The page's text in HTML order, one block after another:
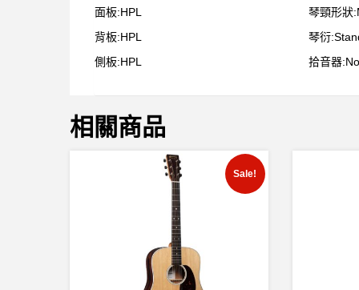
面板:HPL 琴頸形狀
背板:HPL 琴衍:Standard
側板:HPL 拾音器:Not
相關商品
Sale!